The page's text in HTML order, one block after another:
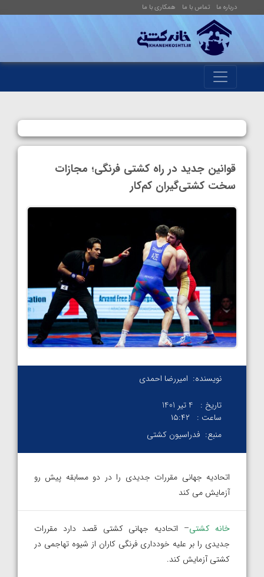
درباره ما تماس با ما همکاری با ما
قوانین جدید در راه کشتی فرنگی؛ مجازات
سخت کشتی‌گیران کم‌کار
نویسنده: امیررضا احمدی
تاریخ :
4 تیر 1401
ساعت :
۱۵:۴۲
منبع: فدراسیون کشتی
اتحادیه جهانی مقررات جدیدی را در دو مسابقه پیش رو
آزمایش می کند
خانه کشتی– اتحادیه جهانی کشتی قصد دارد مقررات
جدیدی را بر علیه خودداری فرنگی کاران از شیوه تهاجمی در
کشتی آزمایش کند.